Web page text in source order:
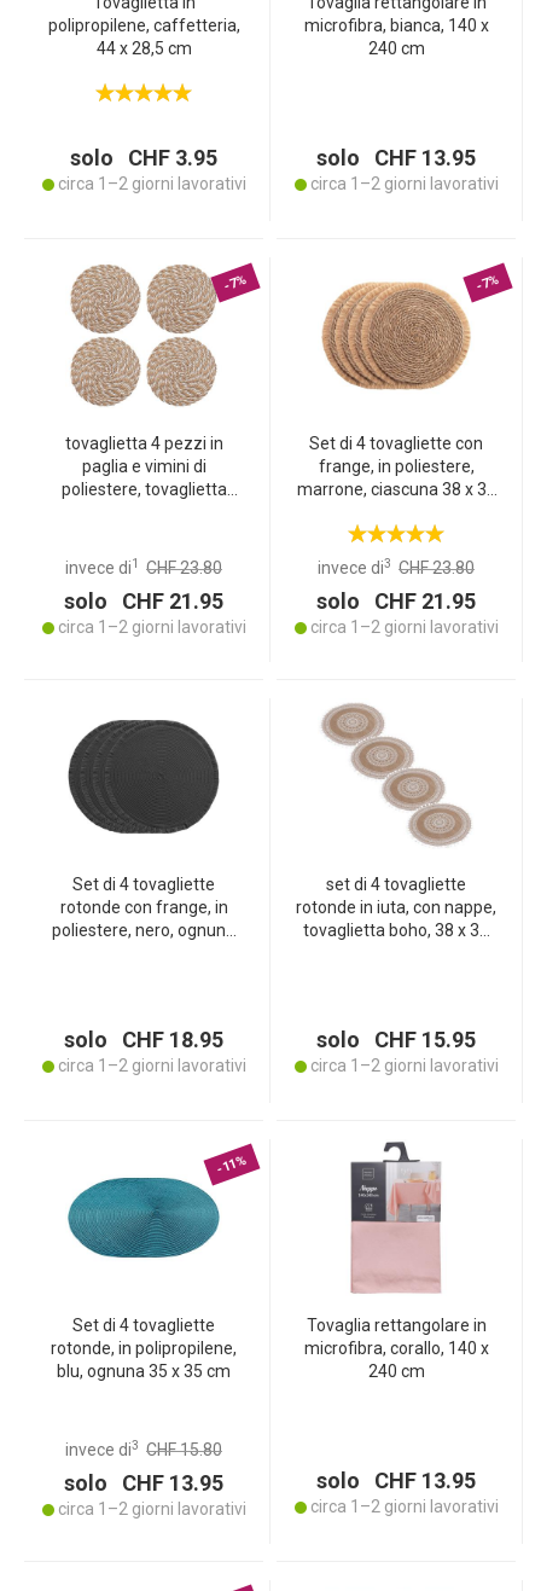
polipropilene, caffetteria,
44 x 28,5 cm
solo CHF 3.95
circa 1–2 giorni lavorativi
microfibra, bianca, 140 x
240 cm
solo CHF 13.95
circa 1–2 giorni lavorativi
-7%
tovaglietta 4 pezzi in
paglia e vimini di
poliestere, tovaglietta
invece di1 CHF 23.80
solo CHF 21.95
circa 1–2 giorni lavorativi
-7%
Set di 4 tovagliette con
frange, in poliestere,
marrone, ciascuna 38 x 38
invece di3 CHF 23.80
solo CHF 21.95
circa 1–2 giorni lavorativi
Set di 4 tovagliette
rotonde con frange, in
poliestere, nero, ognuna
solo CHF 18.95
circa 1–2 giorni lavorativi
set di 4 tovagliette
rotonde in iuta, con nappe,
tovaglietta boho, 38 x 38
solo CHF 15.95
circa 1–2 giorni lavorativi
-11%
Set di 4 tovagliette
rotonde, in polipropilene,
blu, ognuna 35 x 35 cm
invece di3 CHF 15.80
solo CHF 13.95
circa 1–2 giorni lavorativi
Tovaglia rettangolare in
microfibra, corallo, 140 x
240 cm
solo CHF 13.95
circa 1–2 giorni lavorativi